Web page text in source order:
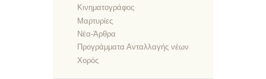
Κινηματογράφος
Μαρτυρίες
Νέα-Άρθρα
Προγράμματα Ανταλλαγής νέων
Χορός